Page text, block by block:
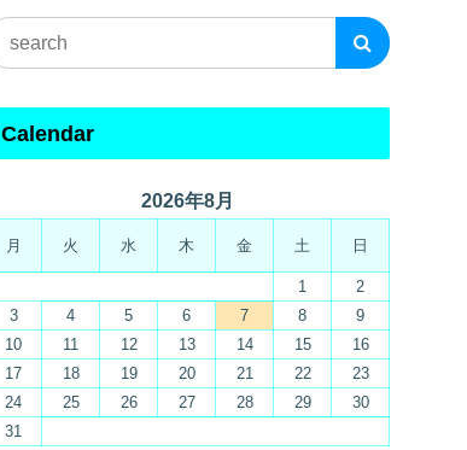
Calendar
2026年8月
月 火 水 木 金 土 日
1
2
3
4 5 6 7 8
9
10
11 12 13 14 15
16
17
18 19 20 21 22
23
24
25 26 27 28 29
30
31